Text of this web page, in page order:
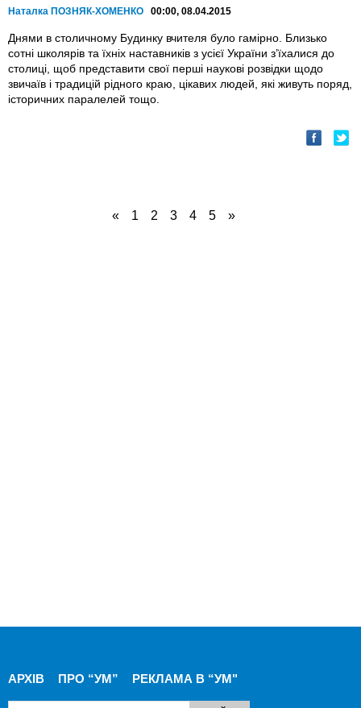
Наталка ПОЗНЯК-ХОМЕНКО 00:00, 08.04.2015
Днями в столичному Будинку вчителя було гамірно. Близько
сотні школярів та їхніх наставників з усієї України з’їхалися до
столиці, щоб представити свої перші наукові розвідки щодо
звичаїв і традицій рідного краю, цікавих людей, які живуть поряд,
історичних паралелей тощо.
« 1 2 3 4 5 »
АРХІВ ПРО “УМ” РЕКЛАМА В “УМ"